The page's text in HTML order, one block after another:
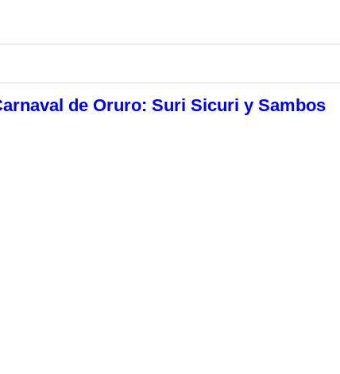
de Oruro: Suri Sicuri y Sambos